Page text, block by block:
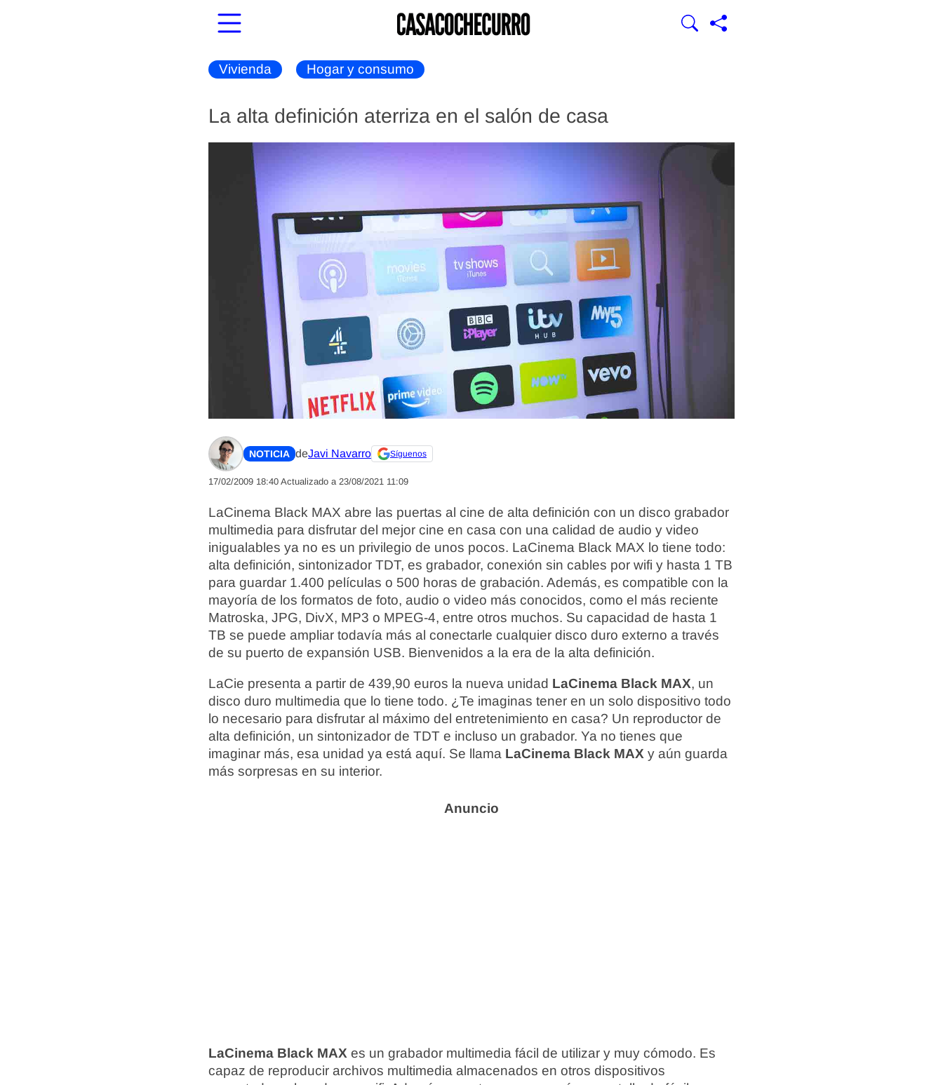
Vivienda Hogar y consumo
La alta definición aterriza en el salón de casa
NOTICIA deJavi Navarro Síguenos
17/02/2009 18:40 Actualizado a 23/08/2021 11:09
LaCinema Black MAX abre las puertas al cine de alta definición con un disco grabador
multimedia para disfrutar del mejor cine en casa con una calidad de audio y video
inigualables ya no es un privilegio de unos pocos. LaCinema Black MAX lo tiene todo:
alta definición, sintonizador TDT, es grabador, conexión sin cables por wifi y hasta 1 TB
para guardar 1.400 películas o 500 horas de grabación. Además, es compatible con la
mayoría de los formatos de foto, audio o video más conocidos, como el más reciente
Matroska, JPG, DivX, MP3 o MPEG-4, entre otros muchos. Su capacidad de hasta 1
TB se puede ampliar todavía más al conectarle cualquier disco duro externo a través
de su puerto de expansión USB. Bienvenidos a la era de la alta definición.
LaCie presenta a partir de 439,90 euros la nueva unidad LaCinema Black MAX, un
disco duro multimedia que lo tiene todo. ¿Te imaginas tener en un solo dispositivo todo
lo necesario para disfrutar al máximo del entretenimiento en casa? Un reproductor de
alta definición, un sintonizador de TDT e incluso un grabador. Ya no tienes que
imaginar más, esa unidad ya está aquí. Se llama LaCinema Black MAX y aún guarda
más sorpresas en su interior.
LaCinema Black MAX es un grabador multimedia fácil de utilizar y muy cómodo. Es
capaz de reproducir archivos multimedia almacenados en otros dispositivos